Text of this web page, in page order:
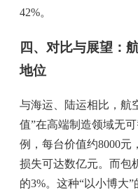
42%。
四、对比与展望：
地位
与海运、陆运相比，航
值”在高端制造领域无
例，每台价值约8000元
损失可达数亿元。而包
的3%。这种“以小博大